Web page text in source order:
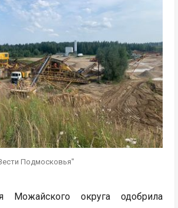
Подмосковья"
Можайского округа одобрила